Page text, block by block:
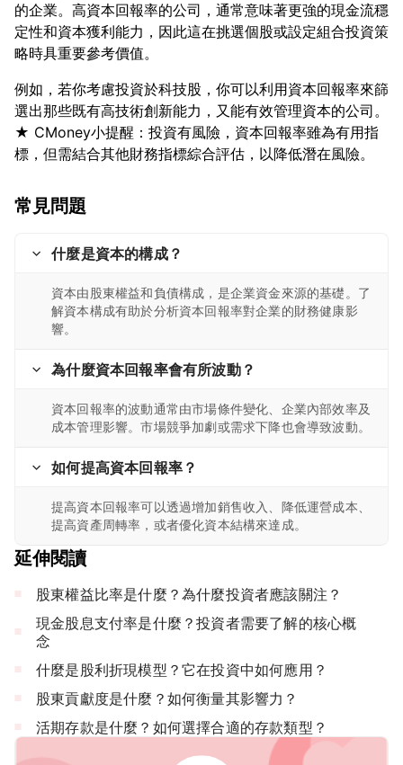
的企業。高資本回報率的公司，通常意味著更強的現金流穩
定性和資本獲利能力，因此這在挑選個股或設定組合投資策
例如，若你考慮投資於科技股，你可以利用資本回報率來篩
選出那些既有高技術創新能力，又能有效管理資本的公司。
★ CMoney小提醒：投資有風險，資本回報率雖為有用指
常見問題
什麼是資本的構成？
資本由股東權益和負債構成，是企業資金來源的基礎。了
解資本構成有助於分析資本回報率對企業的財務健康影
響。
為什麼資本回報率會有所波動？
資本回報率的波動通常由市場條件變化、企業內部效率及
成本管理影響。市場競爭加劇或需求下降也會導致波動。
如何提高資本回報率？
提高資本回報率可以透過增加銷售收入、降低運營成本、
提高資產周轉率，或者優化資本結構來達成。
延伸閱讀
股東權益比率是什麼？為什麼投資者應該關注？
現金股息支付率是什麼？投資者需要了解的核心概
念
什麼是股利折現模型？它在投資中如何應用？
股東貢獻度是什麼？如何衡量其影響力？
活期存款是什麼？如何選擇合適的存款類型？